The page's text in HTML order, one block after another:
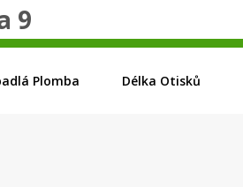
9
Plomba Délka Otisků